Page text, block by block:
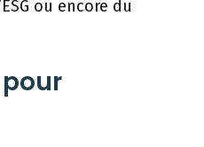
ou encore du